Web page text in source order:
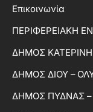
Επικοινωνία
ΠΕΡΙΦΕΡΕΙΑΚΗ
ΔΗΜΟΣ
ΔΗΜΟΣ ΔΙΟΥ –
ΔΗΜΟΣ ΠΥΔΝΑΣ –